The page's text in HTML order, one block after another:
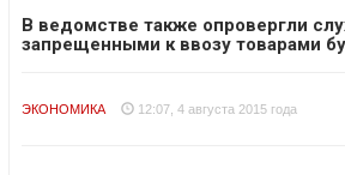
В ведомстве также опровергли
запрещенными к ввозу товарами
ЭКОНОМИКА 12:07, 4 августа 2015 года